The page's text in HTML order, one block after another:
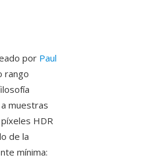
por Paul
rango
muestras
HDR
de la
mínima: